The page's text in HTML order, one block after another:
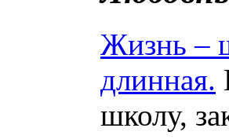
Жизнь –
длинная.
школу,